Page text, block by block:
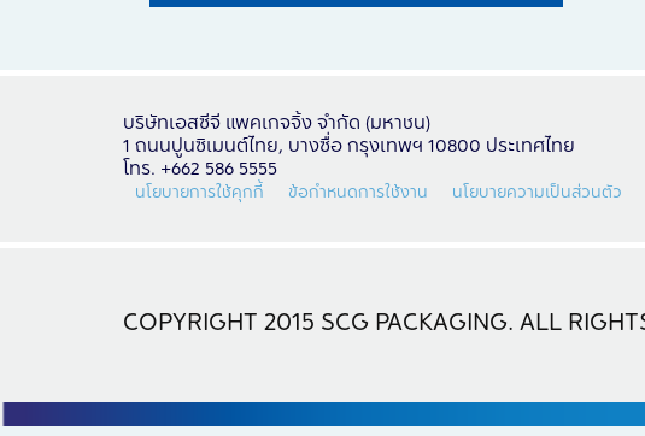
บริษัทเอสซีจี แพคเกจจิ้ง จำกัด (มหาชน)
1 ถนนปูนซิเมนต์ไทย, บางซื่อ กรุงเทพฯ 10800 ประเทศไทย
โทร. +662 586 5555
นโยบายการใช้คุกกี้ ข้อกำหนดการใช้งาน นโยบายความเป็นส่วนตัว
COPYRIGHT 2015 SCG PACKAGING. ALL